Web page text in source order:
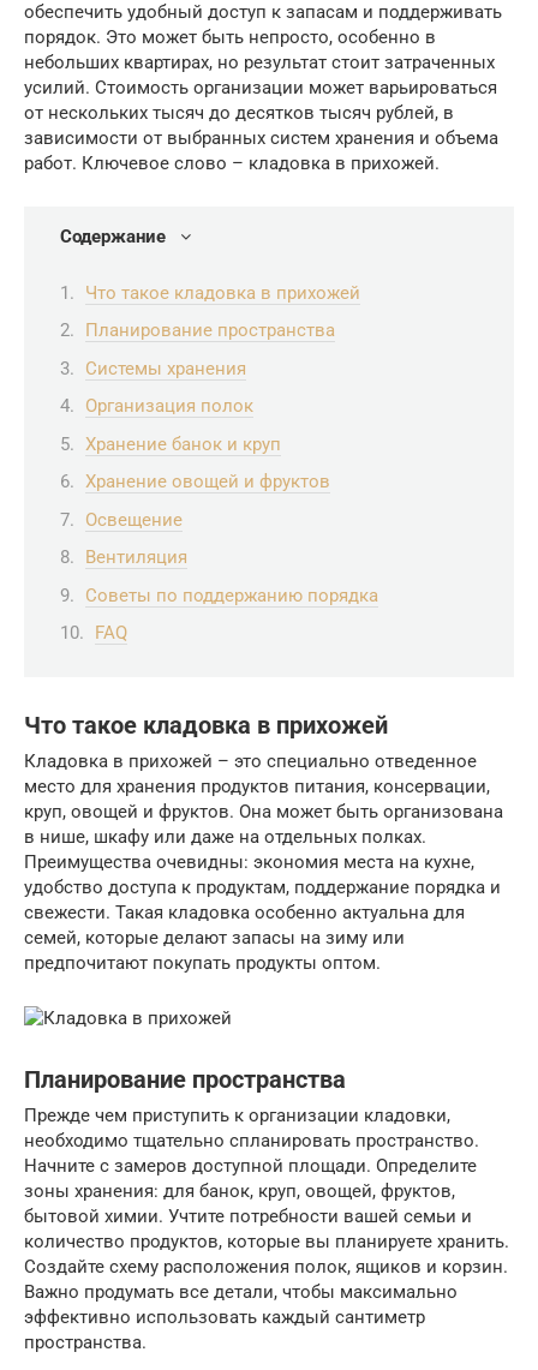
обеспечить удобный доступ к запасам и поддерживать
порядок. Это может быть непросто, особенно в
небольших квартирах, но результат стоит затраченных
усилий. Стоимость организации может варьироваться
от нескольких тысяч до десятков тысяч рублей, в
зависимости от выбранных систем хранения и объема
работ. Ключевое слово – кладовка в прихожей.
Содержание
Что такое кладовка в прихожей
Планирование пространства
Системы хранения
Организация полок
Хранение банок и круп
Хранение овощей и фруктов
Освещение
Вентиляция
Советы по поддержанию порядка
FAQ
Что такое кладовка в прихожей
Кладовка в прихожей – это специально отведенное
место для хранения продуктов питания, консервации,
круп, овощей и фруктов. Она может быть организована
в нише, шкафу или даже на отдельных полках.
Преимущества очевидны: экономия места на кухне,
удобство доступа к продуктам, поддержание порядка и
свежести. Такая кладовка особенно актуальна для
семей, которые делают запасы на зиму или
предпочитают покупать продукты оптом.
Планирование пространства
Прежде чем приступить к организации кладовки,
необходимо тщательно спланировать пространство.
Начните с замеров доступной площади. Определите
зоны хранения: для банок, круп, овощей, фруктов,
бытовой химии. Учтите потребности вашей семьи и
количество продуктов, которые вы планируете хранить.
Создайте схему расположения полок, ящиков и корзин.
Важно продумать все детали, чтобы максимально
эффективно использовать каждый сантиметр
пространства.